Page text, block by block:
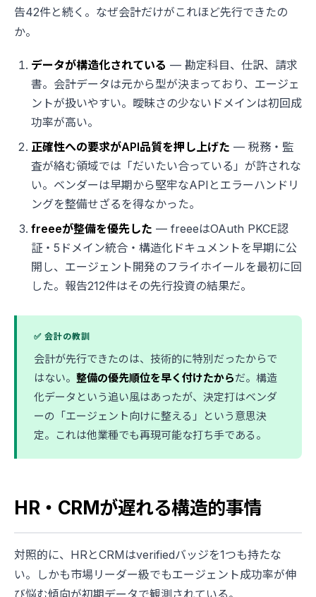
告42件と続く。なぜ会計だけがこれほど先行できたの
か。
データが構造化されている — 勘定科目、仕訳、請求
書。会計データは元から型が決まっており、エージェ
ントが扱いやすい。曖昧さの少ないドメインは初回成
功率が高い。
正確性への要求がAPI品質を押し上げた — 税務・監
査が絡む領域では「だいたい合っている」が許されな
い。ベンダーは早期から堅牢なAPIとエラーハンドリ
ングを整備せざるを得なかった。
freeeが整備を優先した — freeeはOAuth PKCE認
証・5ドメイン統合・構造化ドキュメントを早期に公
開し、エージェント開発のフライホイールを最初に回
した。報告212件はその先行投資の結果だ。
✅ 会計の教訓
会計が先行できたのは、技術的に特別だったからで
はない。 整備の優先順位を早く付けたからだ。構造
化データという追い風はあったが、決定打はベンダ
ーの「エージェント向けに整える」という意思決
定。これは他業種でも再現可能な打ち手である。
HR・CRMが遅れる構造的事情
対照的に、HRとCRMはverifiedバッジを1つも持たな
い。しかも市場リーダー級でもエージェント成功率が伸
び悩む傾向が初期データで観測されている。